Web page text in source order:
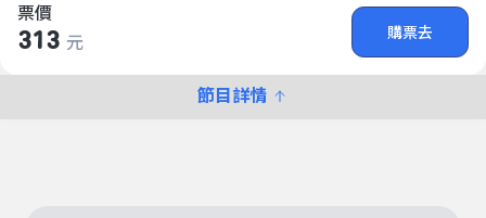
票價
313 元
購票去
節目詳情